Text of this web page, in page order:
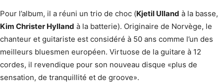
Pour l’album, il a réuni un trio de choc (Kjetil Ulland à la basse,
Kim Christer Hylland à la batterie). Originaire de Norvège, le
chanteur et guitariste est considéré à 50 ans comme l’un des
meilleurs bluesmen européen. Virtuose de la guitare à 12
cordes, il revendique pour son nouveau disque «plus de
sensation, de tranquillité et de groove».